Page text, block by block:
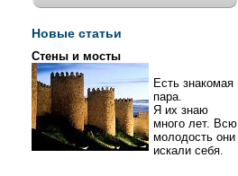
Новые статьи
Стены и мосты
Есть знакомая
пара.
Я их знаю
много лет. Всю
молодость они
искали себя.